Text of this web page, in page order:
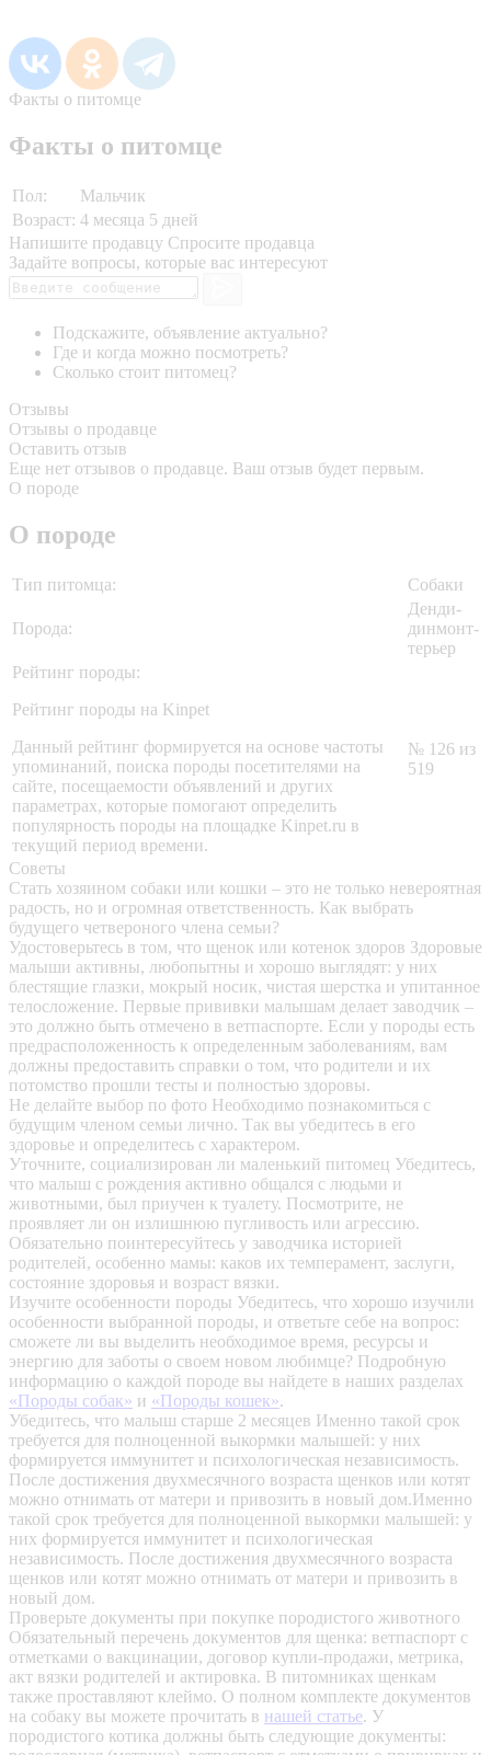
Факты о питомце
Факты о питомце
Пол:
Мальчик
Возраст: 4 месяца 5 дней
Напишите продавцу Спросите продавца
Задайте вопросы, которые вас интересуют
Подскажите, объявление актуально?
Где и когда можно посмотреть?
Сколько стоит питомец?
Отзывы
Отзывы о продавце
Оставить отзыв
Еще нет отзывов о продавце. Ваш отзыв будет первым.
О породе
О породе
Тип питомца: Собаки
Порода:
Денди-
динмонт-
терьер
Рейтинг породы:
Рейтинг породы на Kinpet
Данный рейтинг формируется на основе частоты
упоминаний, поиска породы посетителями на
сайте, посещаемости объявлений и других
параметрах, которые помогают определить
популярность породы на площадке Kinpet.ru в
текущий период времени.
№ 126 из
519
Советы
Стать хозяином собаки или кошки – это не только невероятная
радость, но и огромная ответственность. Как выбрать
будущего четвероного члена семьи?
Удостоверьтесь в том, что щенок или котенок здоров Здоровые
малыши активны, любопытны и хорошо выглядят: у них
блестящие глазки, мокрый носик, чистая шерстка и упитанное
телосложение. Первые прививки малышам делает заводчик –
это должно быть отмечено в ветпаспорте. Если у породы есть
предрасположенность к определенным заболеваниям, вам
должны предоставить справки о том, что родители и их
потомство прошли тесты и полностью здоровы.
Не делайте выбор по фото Необходимо познакомиться с
будущим членом семьи лично. Так вы убедитесь в его
здоровье и определитесь с характером.
Уточните, социализирован ли маленький питомец Убедитесь,
что малыш с рождения активно общался с людьми и
животными, был приучен к туалету. Посмотрите, не
проявляет ли он излишнюю пугливость или агрессию.
Обязательно поинтересуйтесь у заводчика историей
родителей, особенно мамы: каков их темперамент, заслуги,
состояние здоровья и возраст вязки.
Изучите особенности породы Убедитесь, что хорошо изучили
особенности выбранной породы, и ответьте себе на вопрос:
сможете ли вы выделить необходимое время, ресурсы и
энергию для заботы о своем новом любимце? Подробную
информацию о каждой породе вы найдете в наших разделах
«Породы собак» и «Породы кошек».
Убедитесь, что малыш старше 2 месяцев Именно такой срок
требуется для полноценной выкормки малышей: у них
формируется иммунитет и психологическая независимость.
После достижения двухмесячного возраста щенков или котят
можно отнимать от матери и привозить в новый дом.Именно
такой срок требуется для полноценной выкормки малышей: у
них формируется иммунитет и психологическая
независимость. После достижения двухмесячного возраста
щенков или котят можно отнимать от матери и привозить в
новый дом.
Проверьте документы при покупке породистого животного
Обязательный перечень документов для щенка: ветпаспорт с
отметками о вакцинации, договор купли-продажи, метрика,
акт вязки родителей и актировка. В питомниках щенкам
также проставляют клеймо. О полном комплекте документов
на собаку вы можете прочитать в нашей статье. У
породистого котика должны быть следующие документы: